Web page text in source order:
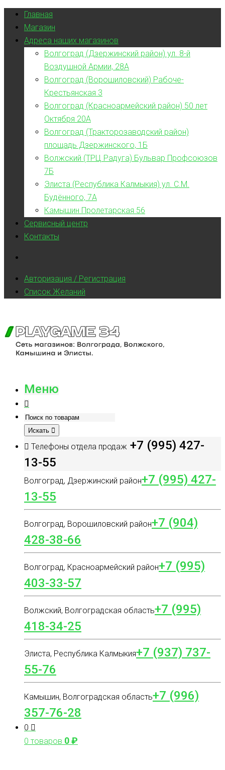
Главная
Магазин
Адреса наших магазинов
Волгоград (Дзержинский район) ул. 8-й
Воздушной Армии, 28А
Волгоград (Ворошиловский) Рабоче-
Крестьянская 3
Волгоград (Красноармейский район) 50 лет
Октября 20А
Волгоград (Тракторозаводский район)
площадь Дзержинского, 1Б
Волжский (ТРЦ Радуга) Бульвар Профсоюзов
7Б
Элиста (Республика Калмыкия) ул. С.М.
Будённого, 7А
Камышин Пролетарская 56
Сервисный центр
Контакты
Авторизация / Регистрация
Список Желаний
Меню
Искать
Телефоны отдела продаж +7 (995) 427-
13-55
Волгоград, Дзержинский район+7 (995) 427-
13-55
Волгоград, Ворошиловский район+7 (904)
428-38-66
Волгоград, Красноармейский район+7 (995)
403-33-57
Волжский, Волгоградская область+7 (995)
418-34-25
Элиста, Республика Калмыкия+7 (937) 737-
55-76
Камышин, Волгоградская область+7 (996)
357-76-28
0
0 товаров 0₽